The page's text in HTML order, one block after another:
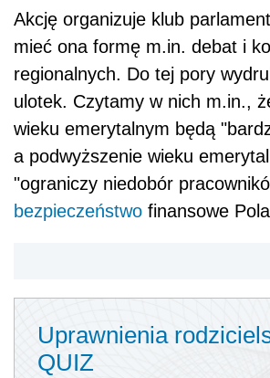
Akcję organizuje klub
mieć ona formę m.in. debat i
regionalnych. Do tej pory
ulotek. Czytamy w nich m.in.,
wieku emerytalnym będą
a podwyższenie wieku
"ograniczy niedobór
bezpieczeństwo finansowe
Uprawnienia
QUIZ